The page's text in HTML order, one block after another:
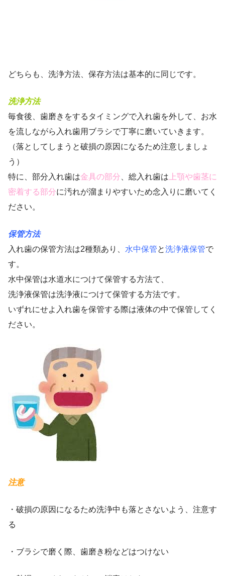
どちらも、洗浄方法、保存方法は基本的に同じです。
洗浄方法
毎食後、歯磨きをするタイミングで入れ歯を外して、お水
を流しながら入れ歯用ブラシで丁寧に磨いていきます。
（落としてしまうと破損の原因になるため注意しましょ
う）
特に、部分入れ歯は金具の部分 、総入れ歯は 上顎や歯茎に
密着する部分に汚れが溜まりやすいため念入りに磨いてく
ださい。
保管方法
入れ歯の保管方法は2種類あり、 水中保管と洗浄液保管で
す。
水中保管は水道水につけて保管する方法て、
洗浄液保管は洗浄液につけて保管する方法です。
いずれにせよ入れ歯を保管する際は液体の中で保管してく
ださい。
注意
・破損の原因になるため洗浄中も落とさないよう、注意す
る
・ブラシで磨く際、歯磨き粉などはつけない